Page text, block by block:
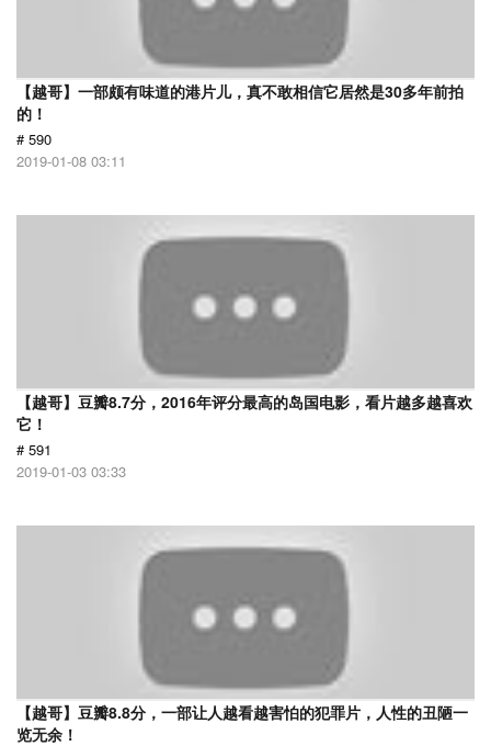
【越哥】一部颇有味道的港片儿，真不敢相信它居然是30多年前拍
的！
# 590
2019-01-08 03:11
【越哥】豆瓣8.7分，2016年评分最高的岛国电影，看片越多越喜欢
它！
# 591
2019-01-03 03:33
【越哥】豆瓣8.8分，一部让人越看越害怕的犯罪片，人性的丑陋一
览无余！